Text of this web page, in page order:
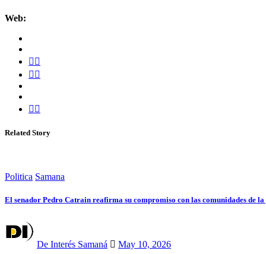
Web:
Related Story
Politica Samana
El senador Pedro Catrain reafirma su compromiso con las comunidades de
De Interés Samaná May 10, 2026